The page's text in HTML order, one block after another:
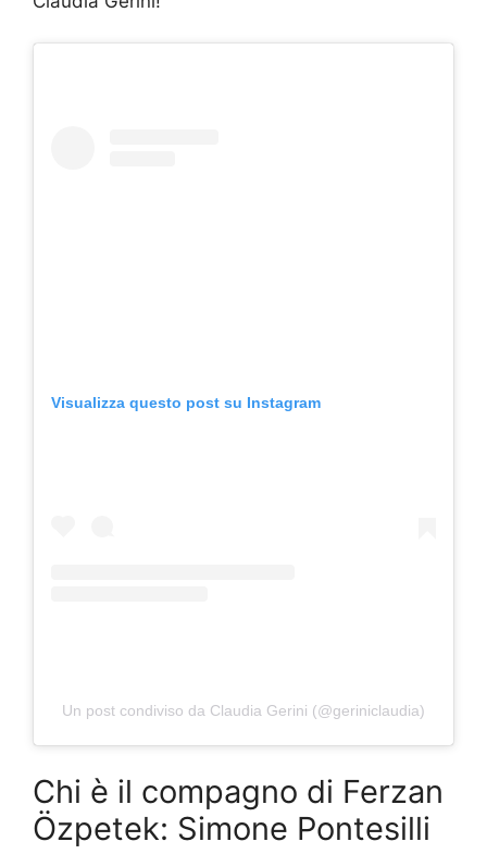
Visualizza questo post su Instagram
Un post condiviso da Claudia Gerini (@geriniclaudia)
Chi è il compagno di Ferzan
Özpetek: Simone Pontesilli